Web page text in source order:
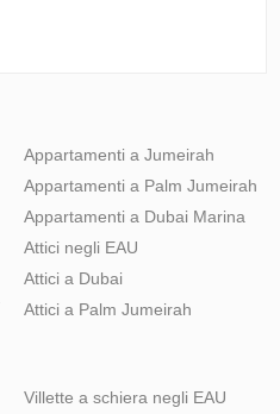
Appartamenti a Jumeirah
Appartamenti a Palm Jumeirah
Appartamenti a Dubai Marina
Attici negli EAU
Attici a Dubai
Attici a Palm Jumeirah
Villette a schiera negli EAU